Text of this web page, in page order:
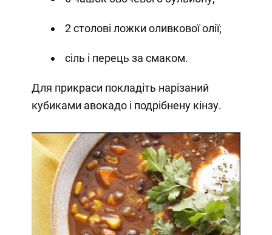
2 столові ложки оливкової олії;
сіль і перець за смаком.
Для прикраси покладіть нарізаний
кубиками авокадо і подрібнену кінзу.